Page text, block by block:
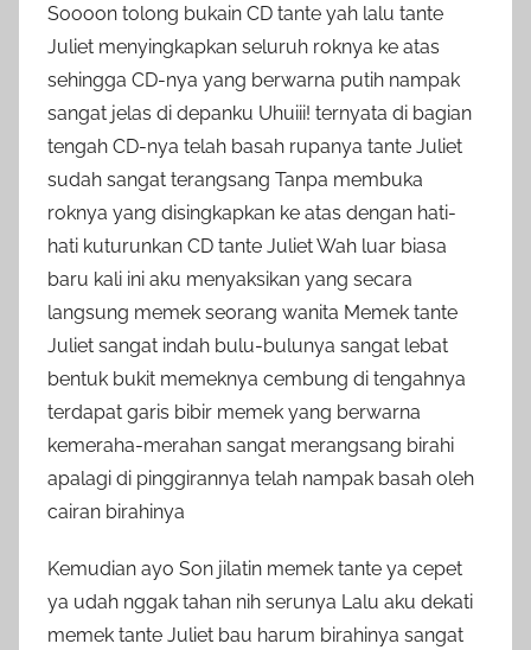
Soooon tolong bukain CD tante yah lalu tante
Juliet menyingkapkan seluruh roknya ke atas
sehingga CD-nya yang berwarna putih nampak
sangat jelas di depanku Uhuiii! ternyata di bagian
tengah CD-nya telah basah rupanya tante Juliet
sudah sangat terangsang Tanpa membuka
roknya yang disingkapkan ke atas dengan hati-
hati kuturunkan CD tante Juliet Wah luar biasa
baru kali ini aku menyaksikan yang secara
langsung memek seorang wanita Memek tante
Juliet sangat indah bulu-bulunya sangat lebat
bentuk bukit memeknya cembung di tengahnya
terdapat garis bibir memek yang berwarna
kemeraha-merahan sangat merangsang birahi
apalagi di pinggirannya telah nampak basah oleh
cairan birahinya
Kemudian ayo Son jilatin memek tante ya cepet
ya udah nggak tahan nih serunya Lalu aku dekati
memek tante Juliet bau harum birahinya sangat